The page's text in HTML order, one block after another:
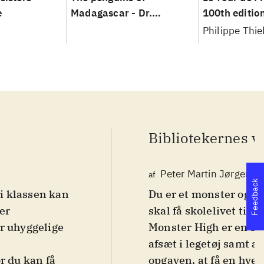
Madagascar - Dr.
100th
Philippe
klassen kan
uhyggelige
du kan få
Bibliotekernes
af Peter Martin
Du er et monster og
skal få skolelivet til
Monster High er en
afsæt i legetøj samt
opgaven, at få en
Feedback